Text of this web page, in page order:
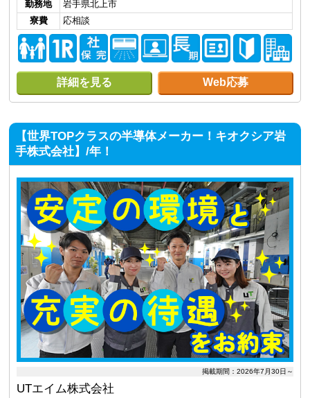
勤務地
岩手県北上市
寮費
応相談
詳細を見る Web応募
【世界TOPクラスの半導体メーカー！キオクシア岩
手株式会社】/年！
掲載期間：2026年7月30日～
UTエイム株式会社